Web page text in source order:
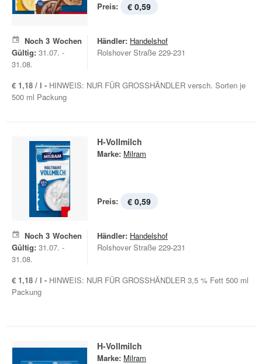
Preis: € 0,59
Noch 3 Wochen
Gültig: 31.07. -
31.08.
Händler: Handelshof
Rolshover Straße 229-231
€ 1,18 / l - HINWEIS: NUR FÜR GROSSHÄNDLER versch. Sorten je
500 ml Packung
H-Vollmilch
Marke: Milram
Preis: € 0,59
Noch 3 Wochen
Gültig: 31.07. -
31.08.
Händler: Handelshof
Rolshover Straße 229-231
€ 1,18 / l - HINWEIS: NUR FÜR GROSSHÄNDLER 3,5 % Fett 500 ml
Packung
H-Vollmilch
Marke: Milram